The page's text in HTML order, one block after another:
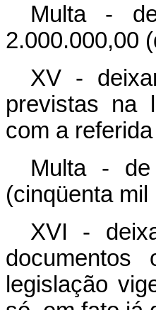
Multa -
2.000.000,00
XV -
previstas na
com a
Multa -
(cinqüenta mil
XVI -
documentos
legislação